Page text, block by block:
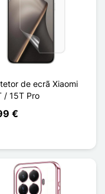
de ecrã Xiaomi
/ 15T Pro
€